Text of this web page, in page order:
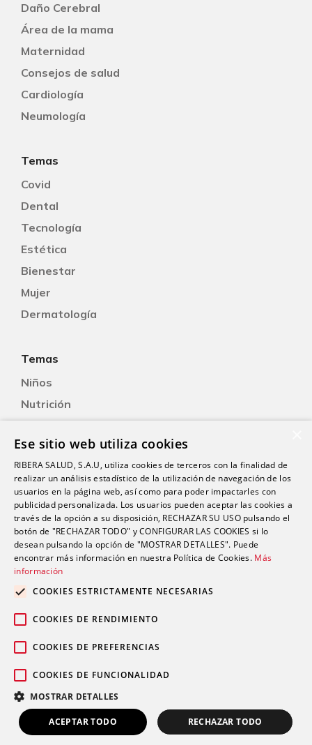
Daño Cerebral
Área de la mama
Maternidad
Consejos de salud
Cardiología
Neumología
Temas
Covid
Dental
Tecnología
Estética
Bienestar
Mujer
Dermatología
Temas
Niños
Nutrición
Oftalmología
Otorrinolaringología
Oncología
Fisioterapia
Contacto
© 2026 Grupo Ribera |
Política de cookies
Ese sitio web utiliza cookies
RIBERA SALUD, S.A.U, utiliza cookies de terceros con la finalidad de
realizar un análisis estadístico de la utilización de navegación de los
usuarios en la página web, así como para poder impactarles con
publicidad personalizada. Los usuarios pueden aceptar las cookies a
través de la opción a su disposición, RECHAZAR SU USO pulsando el
botón de "RECHAZAR TODO" y CONFIGURAR LAS COOKIES si lo
desean pulsando la opción de "MOSTRAR DETALLES". Puede
encontrar más información en nuestra Política de Cookies. Más
información
COOKIES ESTRICTAMENTE NECESARIAS
COOKIES DE RENDIMIENTO
COOKIES DE PREFERENCIAS
COOKIES DE FUNCIONALIDAD
MOSTRAR DETALLES
ACEPTAR TODO RECHAZAR TODO